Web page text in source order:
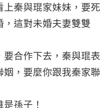
秦與琨家妹妹，要死
，這對未婚夫妻雙雙
合作下去，秦與琨表
，要麼你跟我秦家聯
孫子！